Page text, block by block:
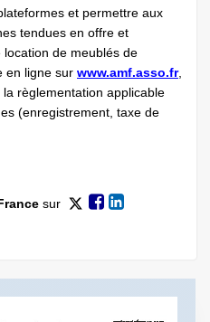
et permettre aux
tendues en offre et
location de meublés de
en ligne sur www.amf.asso.fr,
la règlementation applicable
(enregistrement, taxe de
sur